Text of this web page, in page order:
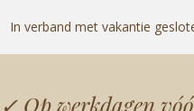
In verband met vakantie
✓ Op werkdagen